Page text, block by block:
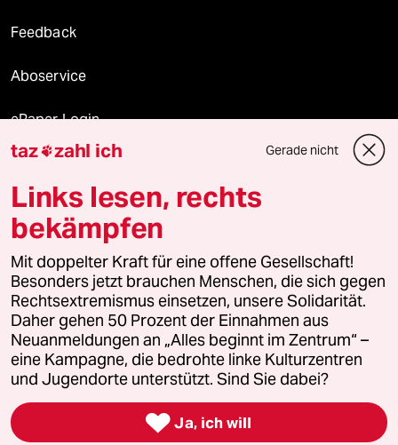
Feedback
Aboservice
ePaper Login
Downloads für Abonnierende
© 2026 taz Verlags und Vertriebs GmbH
Alle Rechte vorbehalten. Bei rechtlichen Fragen oder für Genehmigungen
wenden Sie sich bitte an
lizenzen@taz.de
Feedback Redaktionsstatut Kommune-Richtlinien
Leitlinie Informant Datenschutz Impressum AGB
Seitenwende Einwilligungen widerrufen (Ads)
taz zahl ich Gerade nicht
Links lesen, rechts
bekämpfen
Mit doppelter Kraft für eine offene Gesellschaft!
Besonders jetzt brauchen Menschen, die sich gegen
Rechtsextremismus einsetzen, unsere Solidarität.
Daher gehen 50 Prozent der Einnahmen aus
Neuanmeldungen an „Alles beginnt im Zentrum“ –
eine Kampagne, die bedrohte linke Kulturzentren
und Jugendorte unterstützt. Sind Sie dabei?
 Ja, ich will